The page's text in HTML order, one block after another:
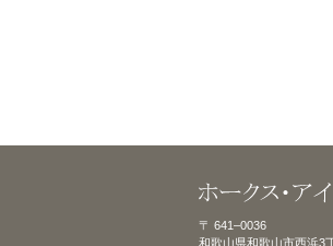
〒 641–0036
和歌山県和歌山市西浜3